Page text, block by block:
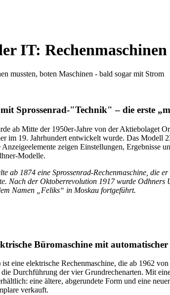
IT: Rechenmaschinen
mussten, boten Maschinen - bald sogar mit Strom
Sprossenrad-"Technik" – die erste
ab Mitte der 1950er-Jahre von der Aktiebolaget
im 19. Jahrhundert entwickelt wurde. Das Modell
zeigen Einstellungen, Ergebnisse
Modelle.
ab 1874 eine Sprossenrad-Rechenmaschine, die
Nach der Oktoberrevolution 1917 wurde
Namen „Feliks“ in Moskau fortgeführt.
Büromaschine mit
eine elektrische Rechenmaschine, die ab 1962
die Durchführung der vier Grundrechenarten. Mit
eine ältere, abgerundete Form und eine
verkauft.